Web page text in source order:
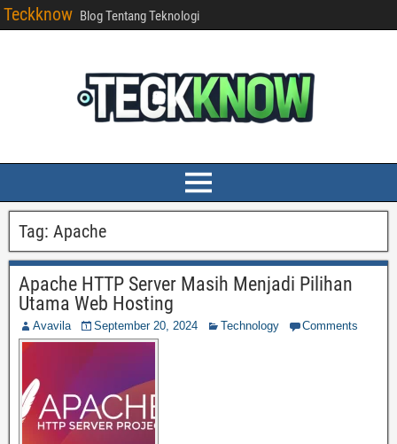
Teckknow Blog Tentang Teknologi
Tag: Apache
Apache HTTP Server Masih Menjadi Pilihan
Utama Web Hosting
Avavila September 20, 2024 Technology Comments